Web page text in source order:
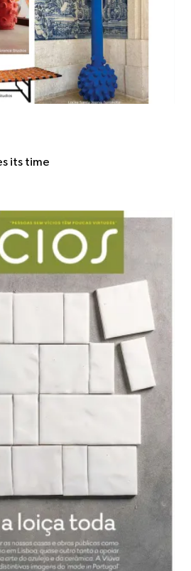
its time